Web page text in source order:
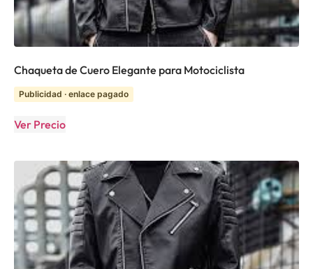
Chaqueta de Cuero Elegante para Motociclista
Publicidad · enlace pagado
Ver Precio